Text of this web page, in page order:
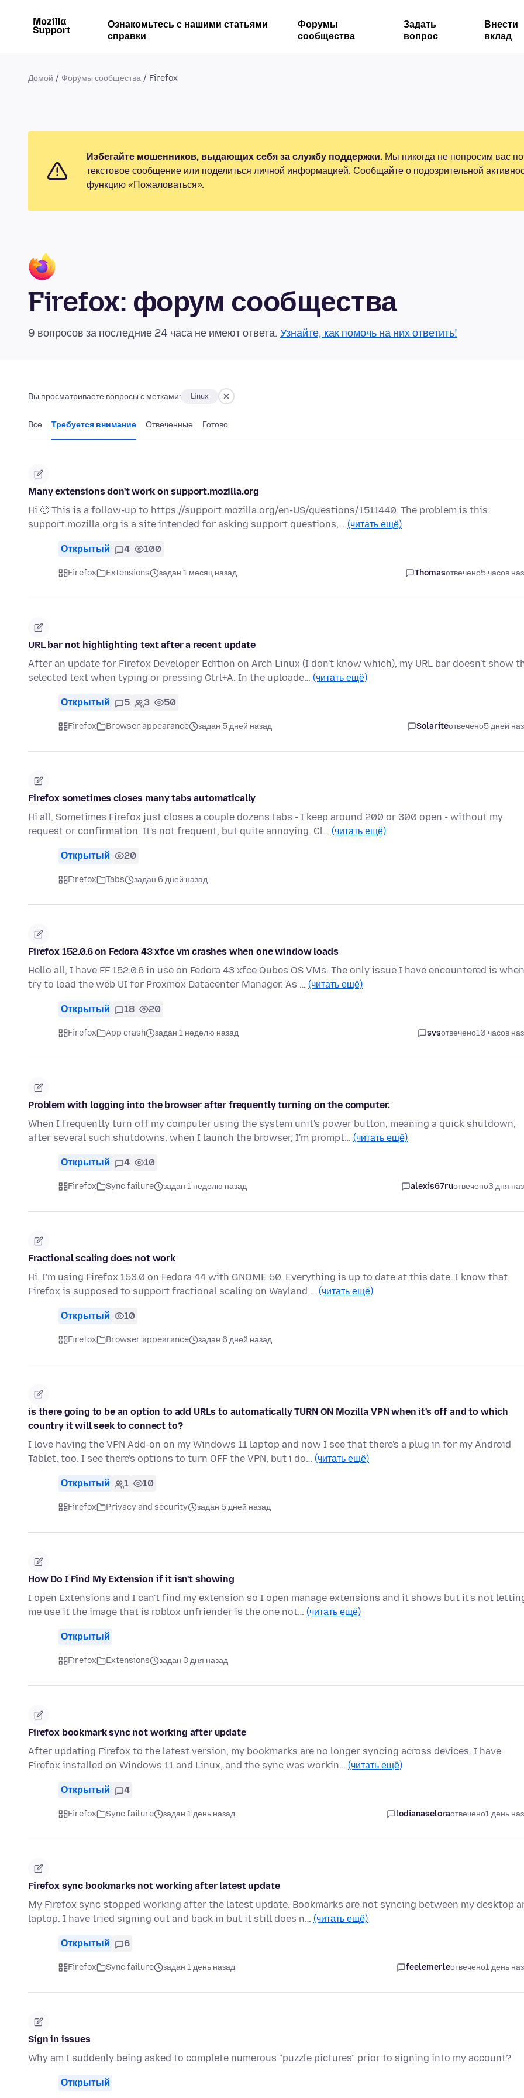
Ознакомьтесь с нашими статьями
справки
Форумы
сообщества
Задать
вопрос
Внести
вклад
Домой Форумы сообщества Firefox
Избегайте мошенников, выдающих себя за службу поддержки. Мы никогда не попросим вас
текстовое сообщение или поделиться личной информацией. Сообщайте о подозрительной
функцию «Пожаловаться».
Firefox: форум сообщества
9 вопросов за последние 24 часа не имеют ответа. Узнайте, как помочь на них ответить!
Вы просматриваете вопросы с метками: Linux
Все Требуется внимание Отвеченные Готово
Many extensions don't work on support.mozilla.org
Hi 🙂 This is a follow-up to https://support.mozilla.org/en-US/questions/1511440. The problem is this:
support.mozilla.org is a site intended for asking support questions,… (читать ещё)
Открытый 4 100
Firefox Extensions задан 1 месяц назад Thomasотвечено5 часов
URL bar not highlighting text after a recent update
After an update for Firefox Developer Edition on Arch Linux (I don't know which), my URL bar doesn't show
selected text when typing or pressing Ctrl+A. In the uploade… (читать ещё)
Открытый 5 3 50
Firefox Browser appearance задан 5 дней назад Solariteотвечено5 дней
Firefox sometimes closes many tabs automatically
Hi all, Sometimes Firefox just closes a couple dozens tabs - I keep around 200 or 300 open - without my
request or confirmation. It's not frequent, but quite annoying. Cl… (читать ещё)
Открытый 20
Firefox Tabs задан 6 дней назад
Firefox 152.0.6 on Fedora 43 xfce vm crashes when one window loads
Hello all, I have FF 152.0.6 in use on Fedora 43 xfce Qubes OS VMs. The only issue I have encountered is
try to load the web UI for Proxmox Datacenter Manager. As … (читать ещё)
Открытый 18 20
Firefox App crash задан 1 неделю назад svsотвечено10 часов
Problem with logging into the browser after frequently turning on the computer.
When I frequently turn off my computer using the system unit's power button, meaning a quick shutdown,
after several such shutdowns, when I launch the browser, I'm prompt… (читать ещё)
Открытый 4 10
Firefox Sync failure задан 1 неделю назад alexis67ruотвечено3 дня
Fractional scaling does not work
Hi. I'm using Firefox 153.0 on Fedora 44 with GNOME 50. Everything is up to date at this date. I know that
Firefox is supposed to support fractional scaling on Wayland … (читать ещё)
Открытый 10
Firefox Browser appearance задан 6 дней назад
is there going to be an option to add URLs to automatically TURN ON Mozilla VPN when it's off and to which
country it will seek to connect to?
I love having the VPN Add-on on my Windows 11 laptop and now I see that there's a plug in for my Android
Tablet, too. I see there's options to turn OFF the VPN, but i do… (читать ещё)
Открытый 1 10
Firefox Privacy and security задан 5 дней назад
How Do I Find My Extension if it isn't showing
I open Extensions and I can't find my extension so I open manage extensions and it shows but it's not
me use it the image that is roblox unfriender is the one not… (читать ещё)
Открытый
Firefox Extensions задан 3 дня назад
Firefox bookmark sync not working after update
After updating Firefox to the latest version, my bookmarks are no longer syncing across devices. I have
Firefox installed on Windows 11 and Linux, and the sync was workin… (читать ещё)
Открытый 4
Firefox Sync failure задан 1 день назад lodianaseloraотвечено1 день
Firefox sync bookmarks not working after latest update
My Firefox sync stopped working after the latest update. Bookmarks are not syncing between my desktop
laptop. I have tried signing out and back in but it still does n… (читать ещё)
Открытый 6
Firefox Sync failure задан 1 день назад feelemerleотвечено1 день
Sign in issues
Why am I suddenly being asked to complete numerous "puzzle pictures" prior to signing into my account?
Открытый